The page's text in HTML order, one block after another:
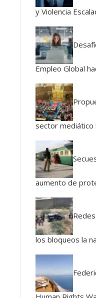
y Violencia
Empleo Global
sector mediático
aumento de
los bloqueos la